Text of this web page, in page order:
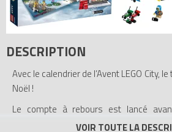
DESCRIPTION
Avec le calendrier de l’Avent LEGO City,
Noël !
Le compte à rebours est lancé
calendrier de l'Avent LEGO City